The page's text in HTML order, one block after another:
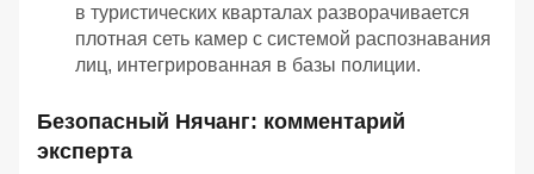
в туристических кварталах разворачивается
плотная сеть камер с системой распознавания
лиц, интегрированная в базы полиции.
Безопасный Нячанг: комментарий
эксперта